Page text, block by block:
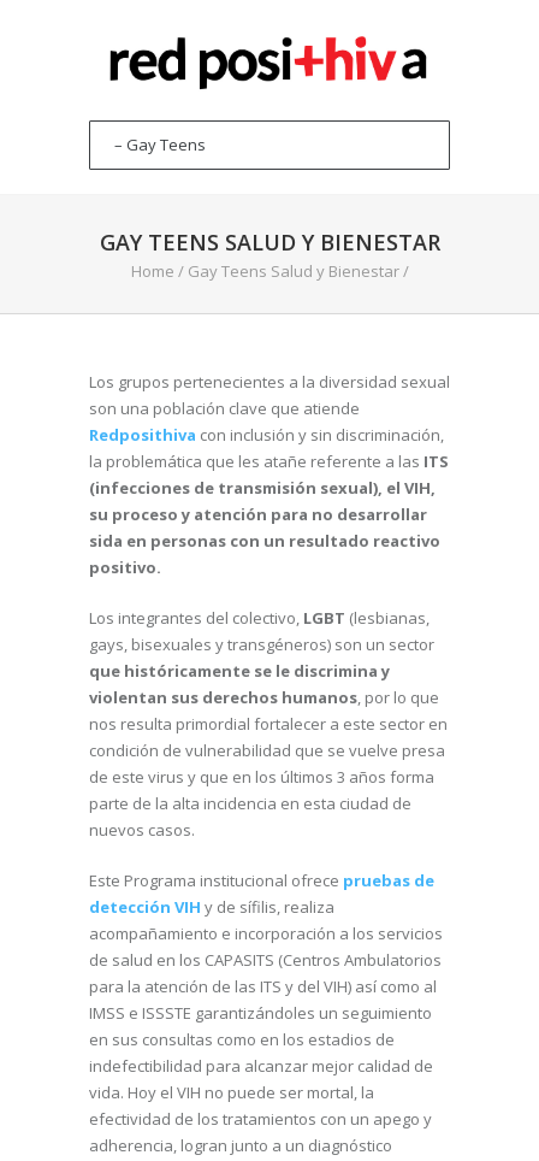
GAY TEENS SALUD Y BIENESTAR
Home / Gay Teens Salud y Bienestar/
Los grupos pertenecientes a la diversidad sexual
son una población clave que atiende
Redposithiva con inclusión y sin discriminación,
la problemática que les atañe referente a las ITS
(infecciones de transmisión sexual), el VIH,
su proceso y atención para no desarrollar
sida en personas con un resultado reactivo
positivo.
Los integrantes del colectivo, LGBT (lesbianas,
gays, bisexuales y transgéneros) son un sector
que históricamente se le discrimina y
violentan sus derechos humanos, por lo que
nos resulta primordial fortalecer a este sector en
condición de vulnerabilidad que se vuelve presa
de este virus y que en los últimos 3 años forma
parte de la alta incidencia en esta ciudad de
nuevos casos.
Este Programa institucional ofrece pruebas de
detección VIH y de sífilis, realiza
acompañamiento e incorporación a los servicios
de salud en los CAPASITS (Centros Ambulatorios
para la atención de las ITS y del VIH) así como al
IMSS e ISSSTE garantizándoles un seguimiento
en sus consultas como en los estadios de
indefectibilidad para alcanzar mejor calidad de
vida. Hoy el VIH no puede ser mortal, la
efectividad de los tratamientos con un apego y
adherencia, logran junto a un diagnóstico